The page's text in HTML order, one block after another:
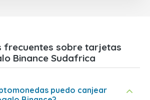
frecuentes sobre tarjetas
Binance Sudafrica
puedo canjear